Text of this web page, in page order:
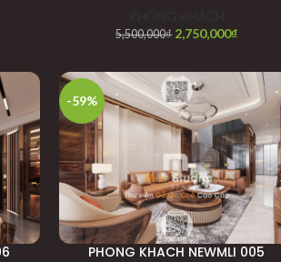
5,500,000₫ 2,750,000₫
-59%
PHONG KHACH NEWMLI 005